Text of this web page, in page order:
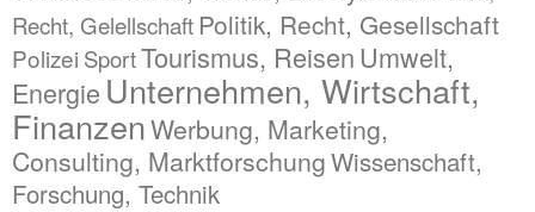
Recht, Gelellschaft Politik, Recht, Gesellschaft
Polizei SportTourismus, Reisen Umwelt,
Energie Unternehmen, Wirtschaft,
FinanzenWerbung, Marketing,
Consulting, MarktforschungWissenschaft,
Forschung, Technik